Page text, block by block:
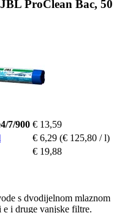
ProClean Bac, 50
7/900 € 13,59
€ 6,29 (€ 125,80 / l)
€ 19,88
s dvodijelnom mlaznom
i druge vanjske filtre.